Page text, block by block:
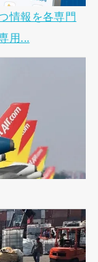
情報を各専門
用...